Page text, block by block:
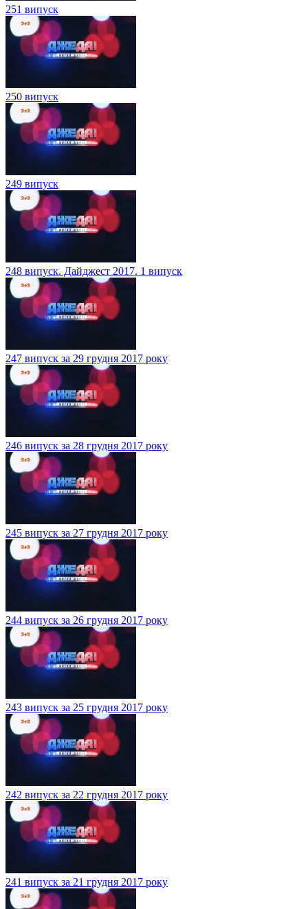
251 випуск
250 випуск
249 випуск
248 випуск. Дайджест 2017. 1 випуск
247 випуск за 29 грудня 2017 року
246 випуск за 28 грудня 2017 року
245 випуск за 27 грудня 2017 року
244 випуск за 26 грудня 2017 року
243 випуск за 25 грудня 2017 року
242 випуск за 22 грудня 2017 року
241 випуск за 21 грудня 2017 року